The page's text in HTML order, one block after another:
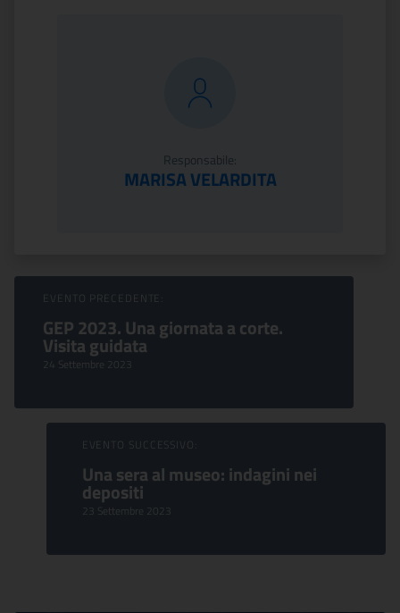
Responsabile:
MARISA VELARDITA
Sfoglia Eventi
EVENTO PRECEDENTE:
GEP 2023. Una giornata a corte.
Visita guidata
24 Settembre 2023
EVENTO SUCCESSIVO:
Una sera al museo: indagini nei
depositi
23 Settembre 2023